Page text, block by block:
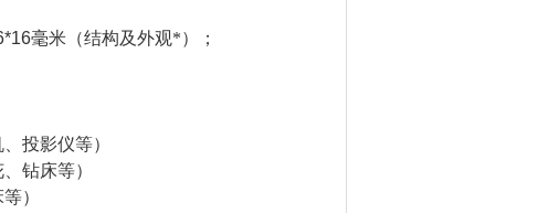
毫米（结构及外观*）；
投影仪等）
钻床等）
）